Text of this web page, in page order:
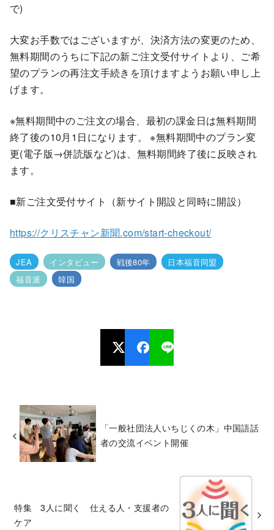
で)
大変お手数ではございますが、決済方法の変更のため、
無料期間のうちに下記の新ご注文受付サイトより、ご希
望のプランの再注文手続きを頂けますようお願い申し上
げます。
※無料期間中のご注文の場合、最初の課金日は無料期間
終了後の10月1日になります。 ※無料期間中のプラン変
更(電子版→併読版など)は、無料期間終了後に反映され
ます。
■新ご注文受付サイト（新サイト開設と同時に開設）
https://クリスチャン新聞.com/start-checkout/
JEA インタビュー 戦後80年
日本福音同盟
福音派
韓国
「一般社団法人いちじくの木」中国語話
者の交流イベント開催
特集 3人に聞く 仕える人・支援者の
ケア